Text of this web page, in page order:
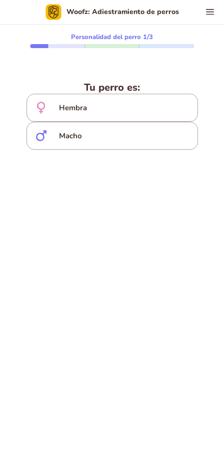
Personalidad del perro 1/3
Tu perro es:
Hembra
Macho
Woofz: Adiestramiento de perros